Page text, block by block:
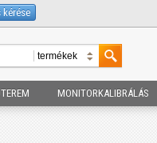
kérése
MONITORKALIBRÁLÁS